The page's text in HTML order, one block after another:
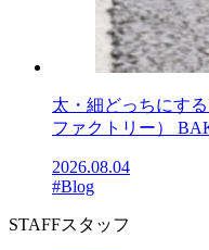
太・細どっちにす
ファクトリー）
2026.08.04
#Blog
STAFFスタッフ